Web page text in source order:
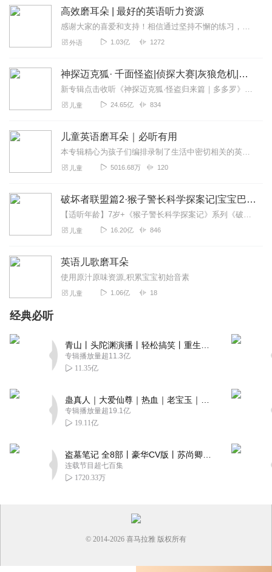
高效磨耳朵 | 最好的英语听力资源
感谢大家的喜爱和支持！相信通过坚持不懈的练习，每个人都已经有了进步。高效磨耳朵，每周一三五七的7:00更新一期，下面是调整后的内容分类。周一：单词造句磨耳朵周...
外语 1.03亿 1272
神探迈克狐· 千面怪盗|侦探大赛|灰狼危机|多多罗
新专辑点击收听《神探迈克狐·怪盗归来篇｜多多罗》！！！>>>点击进入主播橱窗购买《神探迈克狐》系列图书吧!<<<多多罗故事【点击前往】收听多多罗其他好玩有趣的故...
儿童 24.65亿 834
儿童英语磨耳朵｜必听有用
本专辑精心为孩子们编排录制了生活中密切相关的英语表达。如需看字幕，点开播放的那条声音，在声音播放条播放的界面，往下看，可以看到“简介”两个字，点开“简介”，即可...
儿童 5016.68万 120
破坏者联盟篇2·猴子警长科学探案记|宝宝巴士故事
【适听年龄】7岁+《猴子警长科学探案记》系列《破坏者联盟篇1·猴子警长科学探案记》>>>《破坏者联盟篇2·猴子警长科学探案记》>>>《破坏者联盟篇3·猴子警长科...
儿童 16.20亿 846
英语儿歌磨耳朵
使用原汁原味资源,积累宝宝初始音素
儿童 1.06亿 18
经典必听
专辑播放量超11.3亿
11.35亿
专辑播放量超19.1亿
19.11亿
连载节目超七百集
1720.33万
© 2014-2026 喜马拉雅 版权所有